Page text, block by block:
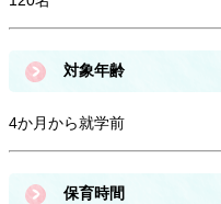
対象年齢
4か月から就学前
保育時間